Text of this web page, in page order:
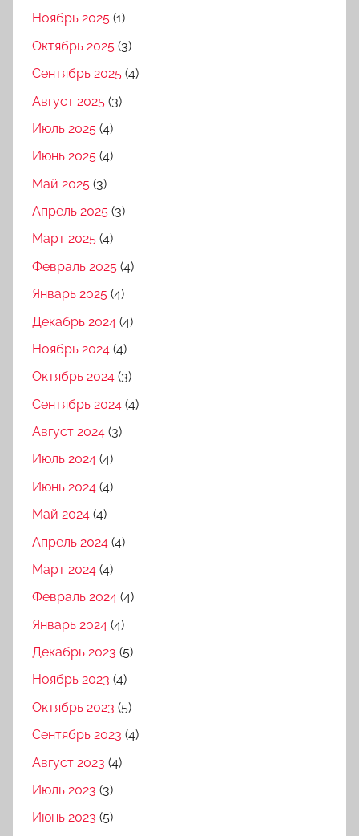
Ноябрь 2025 (1)
Октябрь 2025 (3)
Сентябрь 2025 (4)
Август 2025 (3)
Июль 2025 (4)
Июнь 2025 (4)
Май 2025 (3)
Апрель 2025 (3)
Март 2025 (4)
Февраль 2025 (4)
Январь 2025 (4)
Декабрь 2024 (4)
Ноябрь 2024 (4)
Октябрь 2024 (3)
Сентябрь 2024 (4)
Август 2024 (3)
Июль 2024 (4)
Июнь 2024 (4)
Май 2024 (4)
Апрель 2024 (4)
Март 2024 (4)
Февраль 2024 (4)
Январь 2024 (4)
Декабрь 2023 (5)
Ноябрь 2023 (4)
Октябрь 2023 (5)
Сентябрь 2023 (4)
Август 2023 (4)
Июль 2023 (3)
Июнь 2023 (5)